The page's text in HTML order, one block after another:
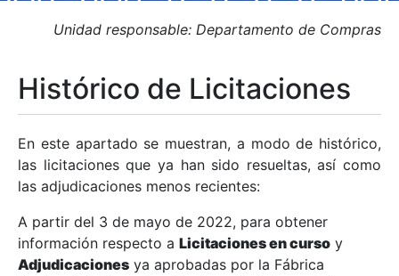
Mostrar/Ocultar
Mostrar/Ocultar
Mostrar/Ocultar
Unidad responsable: Departamento de Compras
Histórico de Licitaciones
En este apartado se muestran, a modo de histórico,
las licitaciones que ya han sido resueltas, así como
las adjudicaciones menos recientes:
A partir del 3 de mayo de 2022, para obtener
información respecto a Licitaciones en curso y
Adjudicaciones ya aprobadas por la Fábrica